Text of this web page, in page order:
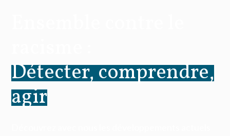
Détecter, comprendre,
agir